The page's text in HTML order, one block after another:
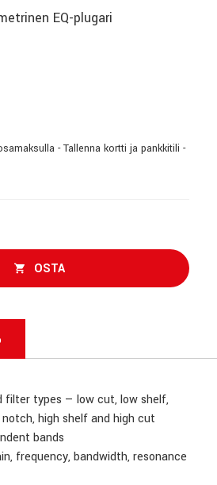
EQ-plugari
- Tallenna kortti ja pankkitili -
OSTA
filter types — low cut, low shelf,
high shelf and high cut
bands
frequency, bandwidth, resonance